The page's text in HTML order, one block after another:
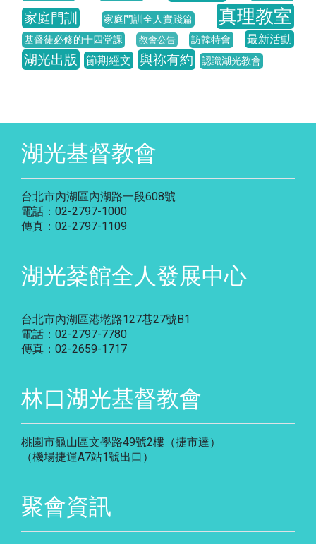
家庭門訓 家庭門訓全人實踐篇 真理教室
基督徒必修的十四堂課 教會公告 訪韓特會 最新活動
湖光出版 節期經文 與祢有約 認識湖光教會
湖光基督教會
台北市內湖區內湖路一段608號
電話：02-2797-1000
傳真：02-2797-1109
湖光棻館全人發展中心
台北市內湖區港墘路127巷27號B1
電話：02-2797-7780
傳真：02-2659-1717
林口湖光基督教會
桃園市龜山區文學路49號2樓（捷市達）
（機場捷運A7站1號出口）
聚會資訊